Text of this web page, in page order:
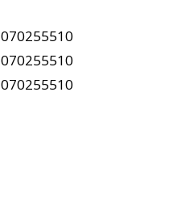
070255510
070255510
070255510